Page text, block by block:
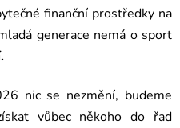
finanční prostředky na
generace nemá o sport
nic se nezmění, budeme
vůbec někoho do řad